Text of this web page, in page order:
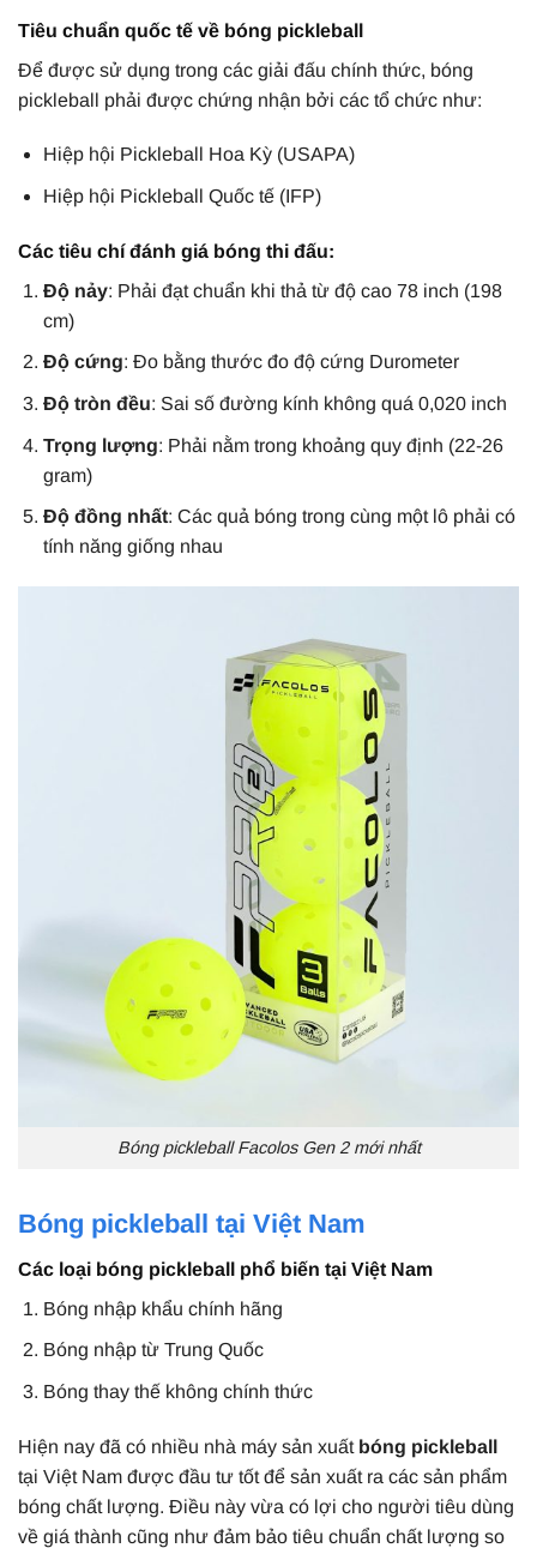
Tiêu chuẩn quốc tế về bóng pickleball
Để được sử dụng trong các giải đấu chính thức, bóng
pickleball phải được chứng nhận bởi các tổ chức như:
Hiệp hội Pickleball Hoa Kỳ (USAPA)
Hiệp hội Pickleball Quốc tế (IFP)
Các tiêu chí đánh giá bóng thi đấu:
Độ nảy: Phải đạt chuẩn khi thả từ độ cao 78 inch (198
cm)
Độ cứng: Đo bằng thước đo độ cứng Durometer
Độ tròn đều: Sai số đường kính không quá 0,020 inch
Trọng lượng: Phải nằm trong khoảng quy định (22-26
gram)
Độ đồng nhất: Các quả bóng trong cùng một lô phải có
tính năng giống nhau
Bóng pickleball Facolos Gen 2 mới nhất
Bóng pickleball tại Việt Nam
Các loại bóng pickleball phổ biến tại Việt Nam
Bóng nhập khẩu chính hãng
Bóng nhập từ Trung Quốc
Bóng thay thế không chính thức
Hiện nay đã có nhiều nhà máy sản xuất bóng pickleball
tại Việt Nam được đầu tư tốt để sản xuất ra các sản phẩm
bóng chất lượng. Điều này vừa có lợi cho người tiêu dùng
về giá thành cũng như đảm bảo tiêu chuẩn chất lượng so